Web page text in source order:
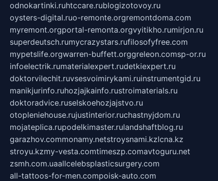
odnokartinki.ruhtccare.rublogizotovoy.ru
oysters-digital.ruo-remonte.orgremontdoma.com
myremont.orgportal-remonta.orgvyitikho.rumirjon.ru
superdeutsch.rumycrazystars.rufilosofyfree.com
mypetslife.orgwarren-buffett.orggreleon.comsp-or.ru
infoelectrik.rumaterialexpert.rudetkiexpert.ru
doktorvilechit.ruvsesvoimirykami.ruinstrumentgid.ru
manikjurinfo.ruhozjajkainfo.rustroimaterials.ru
doktoradvice.ruselskoehozjajstvo.ru
otopleniehouse.rujustinterior.ruchastnyjdom.ru
mojateplica.rupodelkimaster.rulandshaftblog.ru
garazhov.commonamy.netstroysnami.kzlcna.kz
stroyu.kzmy-vesta.comtimeszp.comavtoguru.net
zsmh.com.uaallcelebsplasticsurgery.com
all-tattoos-for-men.compoisk-auto.com